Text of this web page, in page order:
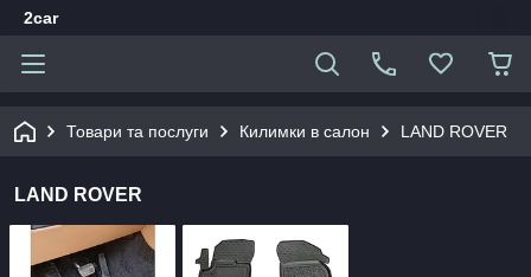
2car
Товари та послуги Килимки в салон LAND ROVER
LAND ROVER